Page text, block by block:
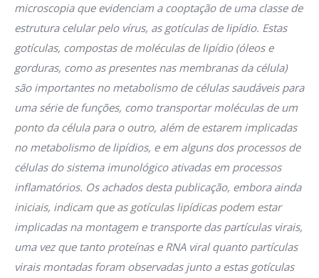
microscopia que evidenciam a cooptação de uma classe de
estrutura celular pelo vírus, as gotículas de lipídio. Estas
gotículas, compostas de moléculas de lipídio (óleos e
gorduras, como as presentes nas membranas da célula)
são importantes no metabolismo de células saudáveis para
uma série de funções, como transportar moléculas de um
ponto da célula para o outro, além de estarem implicadas
no metabolismo de lipídios, e em alguns dos processos de
células do sistema imunológico ativadas em processos
inflamatórios. Os achados desta publicação, embora ainda
iniciais, indicam que as gotículas lipídicas podem estar
implicadas na montagem e transporte das partículas virais,
uma vez que tanto proteínas e RNA viral quanto partículas
virais montadas foram observadas junto a estas gotículas